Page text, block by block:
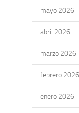
mayo 2026
abril 2026
marzo 2026
febrero 2026
enero 2026